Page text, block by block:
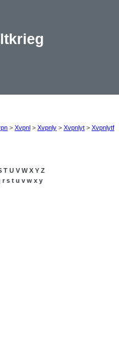
> Xvpnl > Xvpnly > Xvpnlyt > Xvpnlytf
T U V W X Y Z
r s t u v w x y